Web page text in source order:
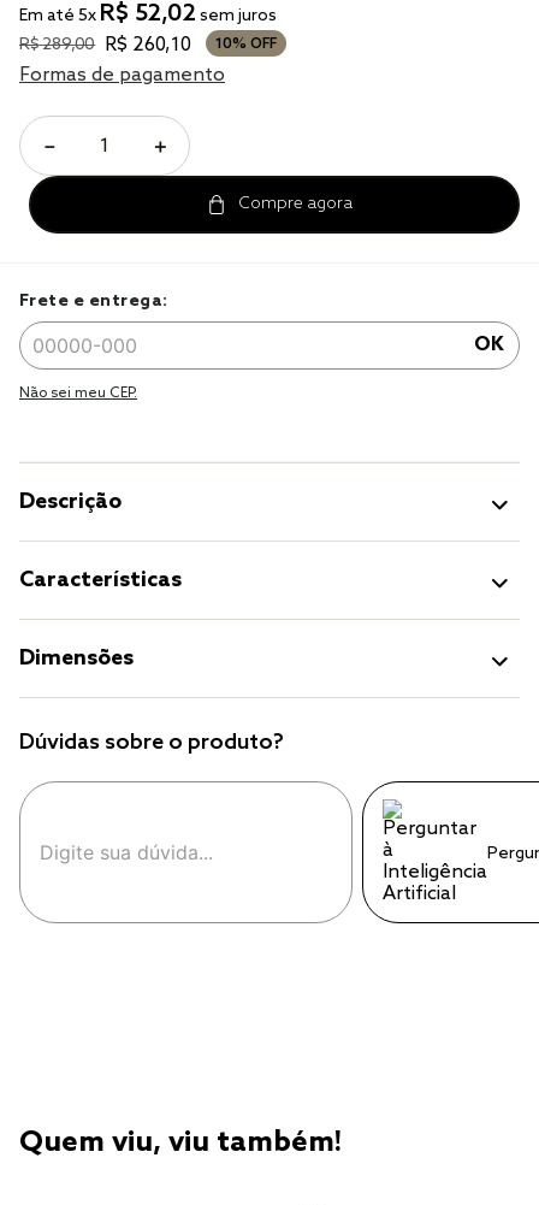
Em até 5x R$ 52,02 sem juros
R$289,00 R$ 260,10 10% OFF
Formas de pagamento
＋
－
Frete e entrega:
OK
Não sei meu CEP.
Descrição
Características
Dimensões
Dúvidas sobre o produto?
Quem viu, viu também!
cobre leito
cobertor
jogo cama casal